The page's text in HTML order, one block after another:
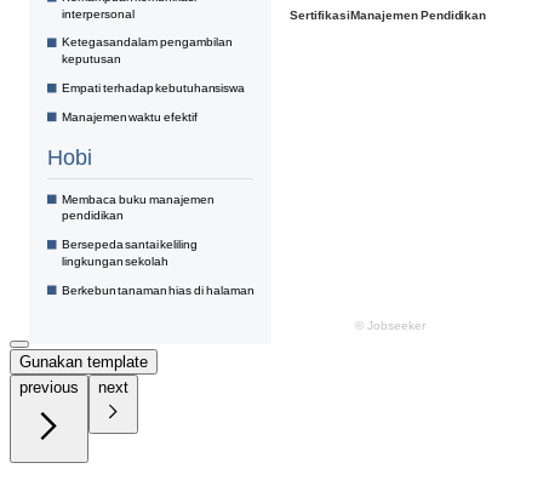
Gunakan template
previous
next